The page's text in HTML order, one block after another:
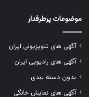
موضوعات پرطرفدار
آگهی های تلویزیونی ایران
آگهی های رادیویی ایران
بدون دسته بندی
آگهی های نمایش خانگی